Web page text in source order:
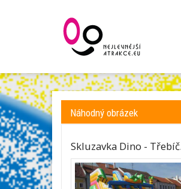
Náhodný obrázek
Skluzavka Dino -